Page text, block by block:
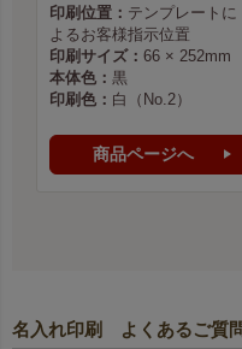
印刷位置： テンプレートに
よるお客様指示位置
印刷サイズ： 66 × 252mm
本体色： 黒
印刷色： 白（No.2）
商品ページへ
名入れ印刷 よくあるご質